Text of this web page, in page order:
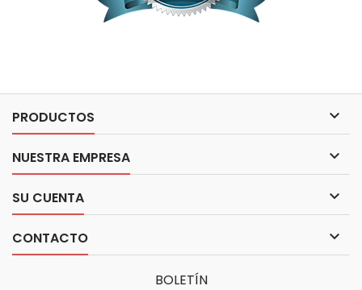
PRODUCTOS 
NUESTRA EMPRESA 
SU CUENTA 
CONTACTO 
BOLETÍN